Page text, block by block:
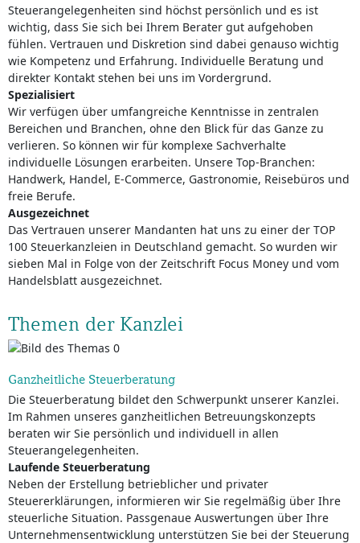
Steuerangelegenheiten sind höchst persönlich und es ist
wichtig, dass Sie sich bei Ihrem Berater gut aufgehoben
fühlen. Vertrauen und Diskretion sind dabei genauso wichtig
wie Kompetenz und Erfahrung. Individuelle Beratung und
direkter Kontakt stehen bei uns im Vordergrund.
Spezialisiert
Wir verfügen über umfangreiche Kenntnisse in zentralen
Bereichen und Branchen, ohne den Blick für das Ganze zu
verlieren. So können wir für komplexe Sachverhalte
individuelle Lösungen erarbeiten. Unsere Top-Branchen:
Handwerk, Handel, E-Commerce, Gastronomie, Reisebüros und
freie Berufe.
Ausgezeichnet
Das Vertrauen unserer Mandanten hat uns zu einer der TOP
100 Steuerkanzleien in Deutschland gemacht. So wurden wir
sieben Mal in Folge von der Zeitschrift Focus Money und vom
Handelsblatt ausgezeichnet.
Themen der Kanzlei
Ganzheitliche Steuerberatung
Die Steuerberatung bildet den Schwerpunkt unserer Kanzlei.
Im Rahmen unseres ganzheitlichen Betreuungskonzepts
beraten wir Sie persönlich und individuell in allen
Steuerangelegenheiten.
Laufende Steuerberatung
Neben der Erstellung betrieblicher und privater
Steuererklärungen, informieren wir Sie regelmäßig über Ihre
steuerliche Situation. Passgenaue Auswertungen über Ihre
Unternehmensentwicklung unterstützen Sie bei der Steuerung